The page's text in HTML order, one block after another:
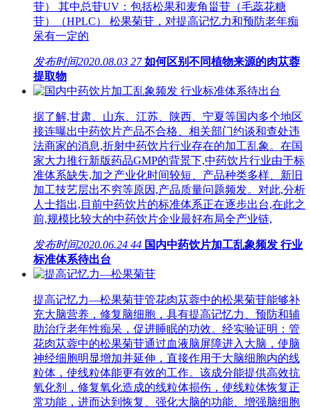
苷） 其中总苷UV：包括松果和麦角甾苷（毛蕊花糖
苷）（HPLC） 松果菊苷，对提高记忆力和预防老年痴
呆有一定的
发布时间2020.08.03 27 如何区别不同植物来源的肉苁蓉
提取物
据了解,甘肃、山东、江苏、陕西、宁夏等国内多个地区
接连曝出中药饮片产品不合格、相关部门约谈和查处违
法商家的消息,折射中药饮片行业存在的加工乱象。在国
家大力推行新版药品GMP的背景下,中药饮片行业由于标
准体系缺失,加之产业化时间较短、产品种类多样、新旧
加工技艺层出不穷等原因,产品质量问题频发。对此,分析
人士指出,目前中药饮片的标准体系正在逐步出台,在此之
前,规模比较大的中药饮片企业最好布局全产业链,
发布时间2020.06.24 44 国内中药饮片加工乱象频发 行业
标准体系待出台
提高记忆力—松果菊苷管花肉苁蓉中的松果菊苷能够补
充大脑营养，修复脑细胞，具有提高记忆力、预防和辅
助治疗老年性痴呆，促进睡眠的功效。经实验证明：管
花肉苁蓉中的松果菊苷通过血液脑屏障进入大脑，使脑
神经细胞明显增加并延伸，直接作用于大脑细胞内的线
粒体，使线粒体能更有效的工作。该成分能提供高效抗
氧化剂，修复氧化造成的线粒体损伤，使线粒体恢复正
常功能，进而达到恢复、强化大脑的功能、增强脑细胞